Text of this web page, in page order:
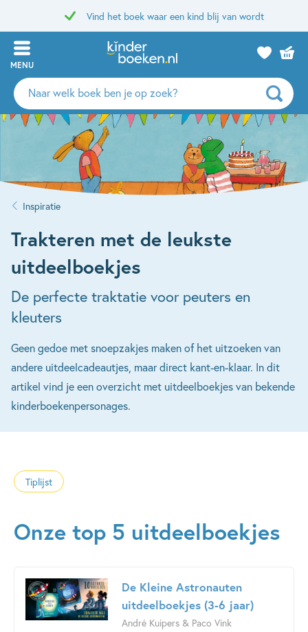
Vind het boek waar een kind blij van wordt
MENU
Zoeken
naar
boeken,
Inspiratie
Trakteren met de leukste
uitdeelboekjes
De perfecte traktatie voor peuters en
kleuters
Geen gedoe met snoepzakjes maken of het uitzoeken van
andere uitdeelcadeautjes, maar direct kant-en-klaar. In dit
artikel vind je een overzicht met uitdeelboekjes van bekende
kinderboekenpersonages.
Tiplijst
Onze top 5 uitdeelboekjes
De Kleine Astronauten
uitdeelboekjes (3-6 jaar)
André Kuipers & Paco Vink